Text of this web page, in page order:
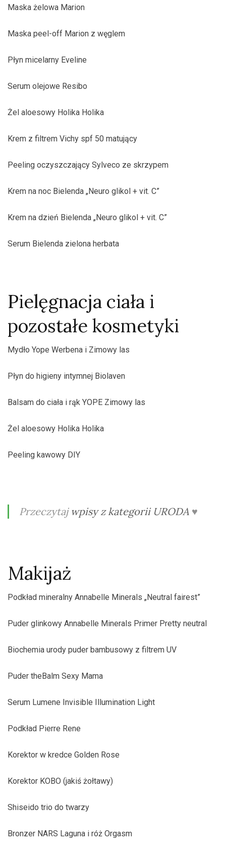
Maska żelowa Marion
Maska peel-off Marion z węglem
Płyn micelarny Eveline
Serum olejowe Resibo
Żel aloesowy Holika Holika
Krem z filtrem Vichy spf 50 matujący
Peeling oczyszczający Sylveco ze skrzypem
Krem na noc Bielenda „Neuro glikol + vit. C”
Krem na dzień Bielenda „Neuro glikol + vit. C”
Serum Bielenda zielona herbata
Pielęgnacja ciała i
pozostałe kosmetyki
Mydło Yope Werbena i Zimowy las
Płyn do higieny intymnej Biolaven
Balsam do ciała i rąk YOPE Zimowy las
Żel aloesowy Holika Holika
Peeling kawowy DIY
Przeczytaj wpisy z kategorii URODA ♥
Makijaż
Podkład mineralny Annabelle Minerals „Neutral fairest”
Puder glinkowy Annabelle Minerals Primer Pretty neutral
Biochemia urody puder bambusowy z filtrem UV
Puder theBalm Sexy Mama
Serum Lumene Invisible Illumination Light
Podkład Pierre Rene
Korektor w kredce Golden Rose
Korektor KOBO (jakiś żołtawy)
Shiseido trio do twarzy
Bronzer NARS Laguna i róż Orgasm